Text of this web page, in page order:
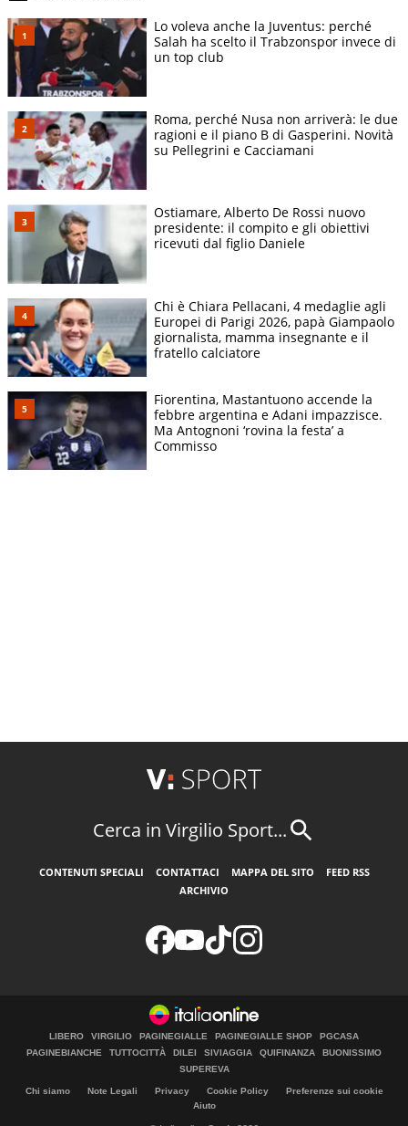
Lo voleva anche la Juventus: perché
Salah ha scelto il Trabzonspor invece di
un top club
Roma, perché Nusa non arriverà: le due
ragioni e il piano B di Gasperini. Novità
su Pellegrini e Cacciamani
Ostiamare, Alberto De Rossi nuovo
presidente: il compito e gli obiettivi
ricevuti dal figlio Daniele
Chi è Chiara Pellacani, 4 medaglie agli
Europei di Parigi 2026, papà Giampaolo
giornalista, mamma insegnante e il
fratello calciatore
Fiorentina, Mastantuono accende la
febbre argentina e Adani impazzisce.
Ma Antognoni ‘rovina la festa’ a
Commisso
Cerca in Virgilio Sport...
CONTENUTI SPECIALI CONTATTACI MAPPA DEL SITO
FEED RSS
ARCHIVIO
LIBERO VIRGILIO PAGINEGIALLE PAGINEGIALLE SHOP
PGCASA
PAGINEBIANCHE
TUTTOCITTÀ DILEI SIVIAGGIA QUIFINANZA
BUONISSIMO
SUPEREVA
Chi siamo Note Legali Privacy Cookie Policy
Preferenze sui cookie
Aiuto